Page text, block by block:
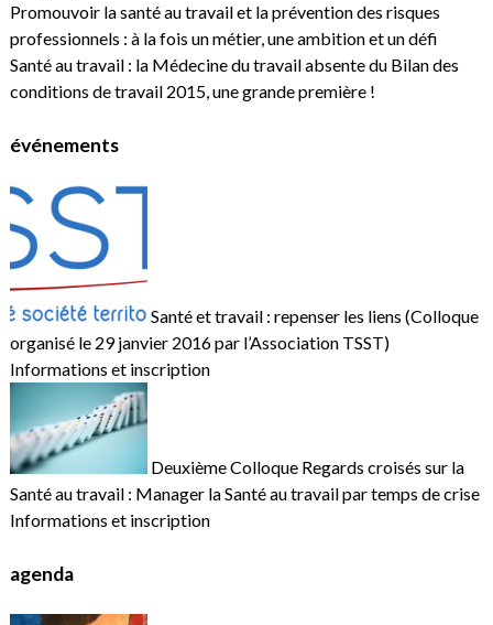
Promouvoir la santé au travail et la prévention des risques
professionnels : à la fois un métier, une ambition et un défi
Santé au travail : la Médecine du travail absente du Bilan des
conditions de travail 2015, une grande première !
événements
Santé et travail : repenser les liens (Colloque
organisé le 29 janvier 2016 par l’Association TSST)
Informations et inscription
Deuxième Colloque Regards croisés sur la
Santé au travail : Manager la Santé au travail par temps de crise
Informations et inscription
agenda